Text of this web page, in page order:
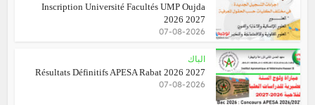
Inscription Université Facultés UMP Oujda
2026 2027
07-08-2026
الباك
Résultats Définitifs APESA Rabat 2026 2027
07-08-2026